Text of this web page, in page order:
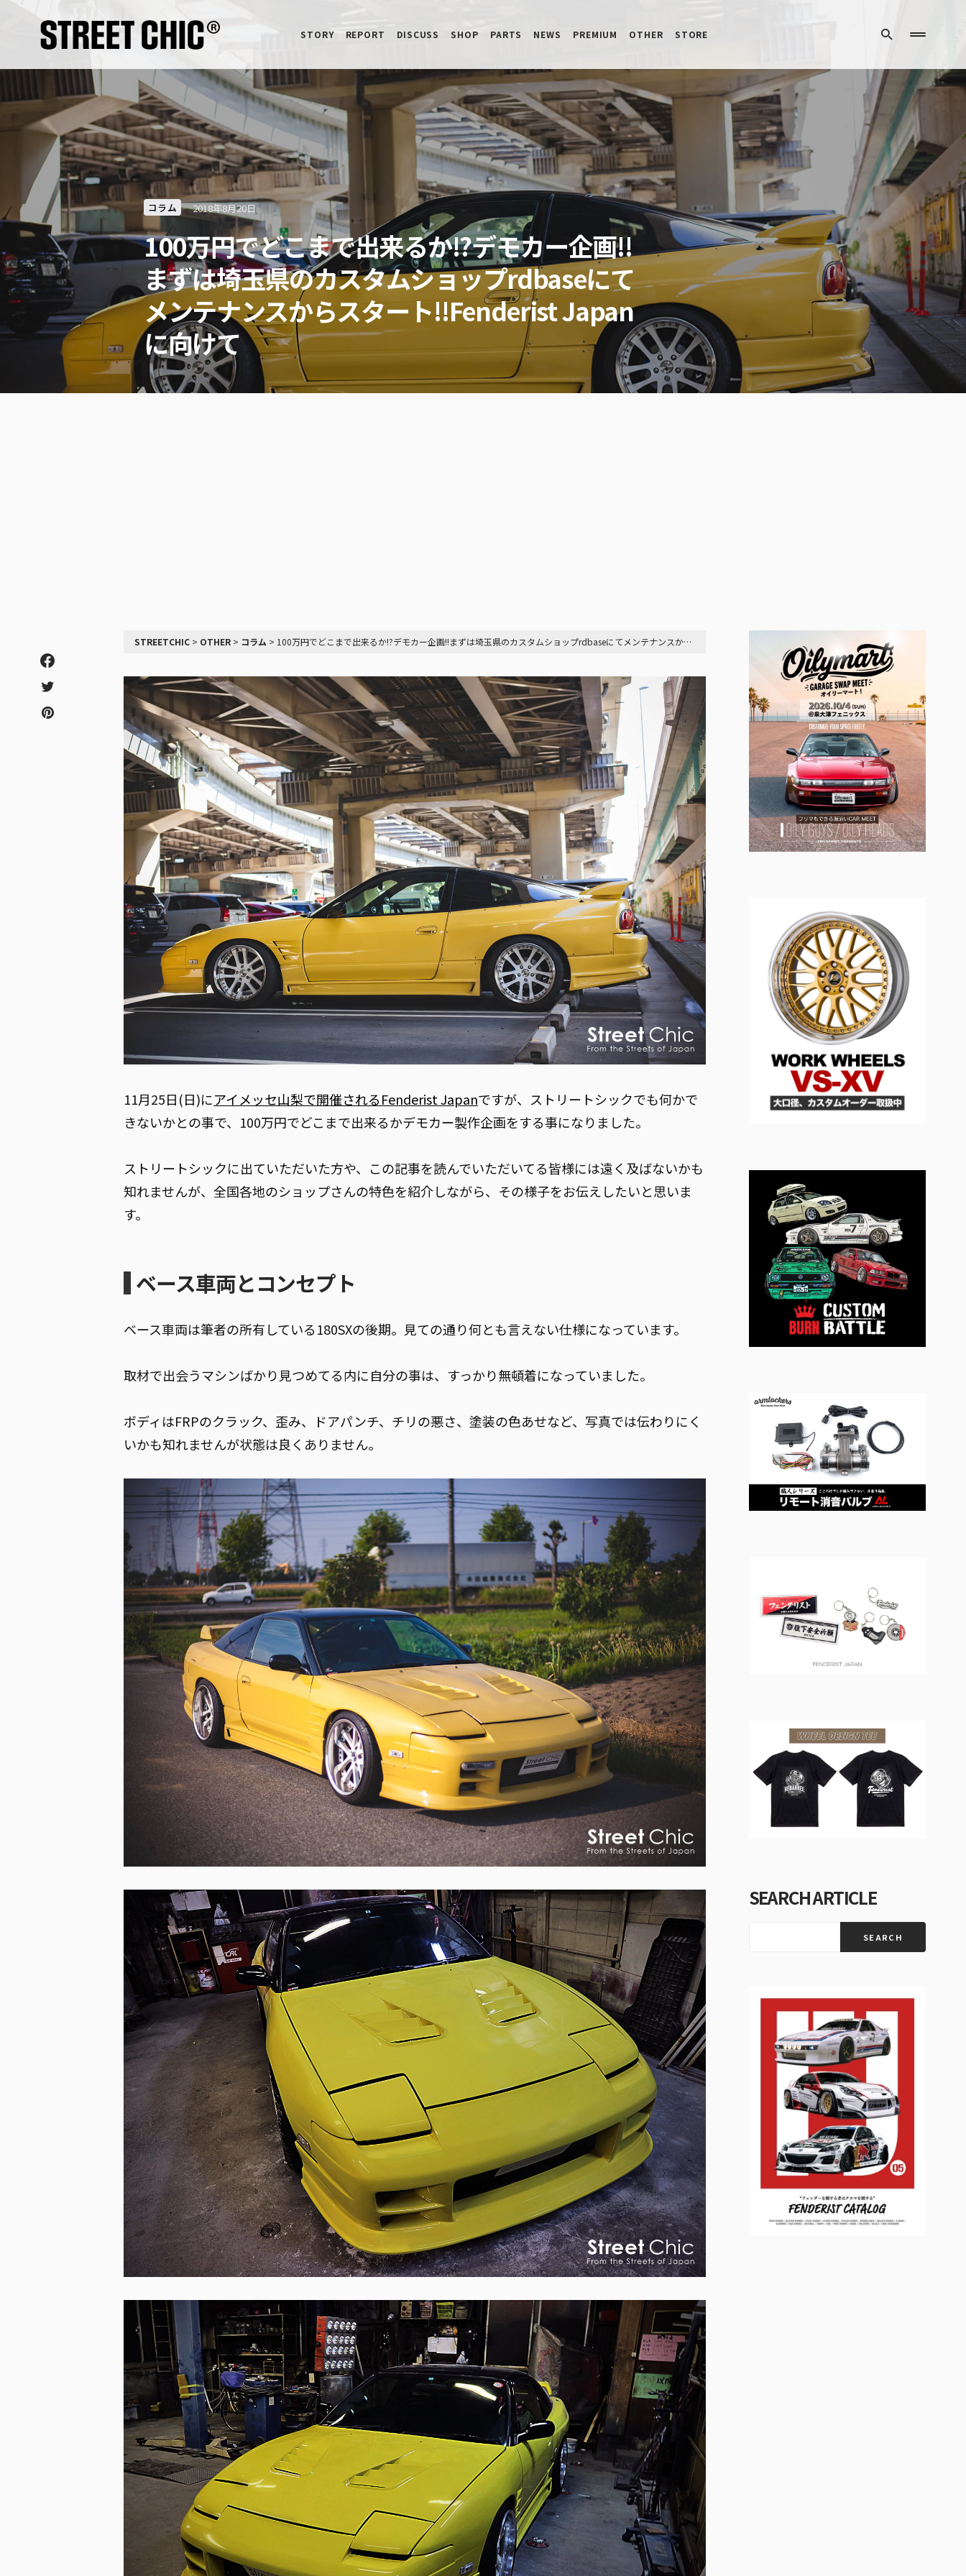
STORY REPORT DISCUSS SHOP PARTS NEWS PREMIUM OTHER STORE
コラム 2018年8月20日
100万円でどこまで出来るか!?デモカー企画!!
まずは埼玉県のカスタムショップrdbaseにて
メンテナンスからスタート!!Fenderist Japan
に向けて
STREETCHIC > OTHER > コラム > 100万円でどこまで出来るか!?デモカー企画!!まずは埼玉県のカスタムショップrdbaseにてメンテナンスからスタート!!Fenderist Japanに向けて
11月25日(日)にアイメッセ山梨で開催されるFenderist Japanですが、ストリートシックでも何かで
きないかとの事で、100万円でどこまで出来るかデモカー製作企画をする事になりました。
ストリートシックに出ていただいた方や、この記事を読んでいただいてる皆様には遠く及ばないかも
知れませんが、全国各地のショップさんの特色を紹介しながら、その様子をお伝えしたいと思いま
す。
ベース車両とコンセプト
ベース車両は筆者の所有している180SXの後期。見ての通り何とも言えない仕様になっています。
取材で出会うマシンばかり見つめてる内に自分の事は、すっかり無頓着になっていました。
ボディはFRPのクラック、歪み、ドアパンチ、チリの悪さ、塗装の色あせなど、写真では伝わりにく
いかも知れませんが状態は良くありません。
SEARCH ARTICLE
SEARCH